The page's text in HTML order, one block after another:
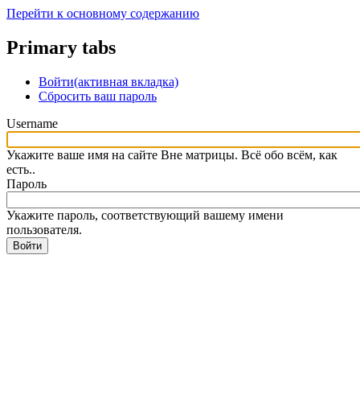
Перейти к основному содержанию
Primary tabs
Войти(активная вкладка)
Сбросить ваш пароль
Username
Укажите ваше имя на сайте Вне матрицы. Всё обо всём, как
есть..
Пароль
Укажите пароль, соответствующий вашему имени
пользователя.